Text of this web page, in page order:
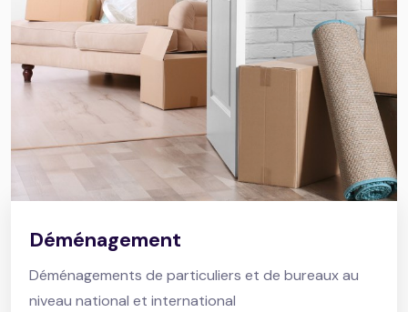
Déménagement
Déménagements de particuliers et de bureaux au
niveau national et international